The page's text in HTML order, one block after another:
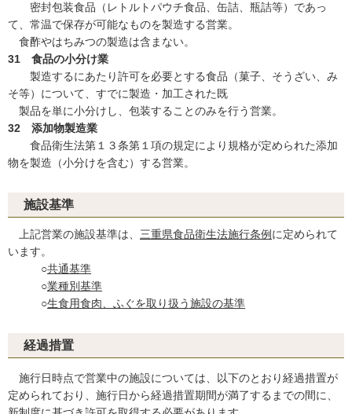
密封包装食品（レトルトパウチ食品、缶詰、瓶詰等）であっ
て、常温で保存が可能なものを製造する営業。
食酢やはちみつの製造は含まない。
31 食品の小分け業
製造するにあたり許可を必要とする食品（菓子、そうざい、み
そ等）について、すでに製造・加工された既
製品を単に小分けし、包装することのみを行う営業。
32 添加物製造業
食品衛生法第１３条第１項の規定により規格が定められた添加
物を製造（小分けを含む）する営業。
施設基準
上記営業の施設基準は、 三重県食品衛生法施行条例 に定められて
います。
○共通基準
○業種別基準
○生食用食肉、ふぐを取り扱う施設の基準
経過措置
施行日時点で営業中の施設については、以下のとおり経過措置が
定められており、施行日から経過措置期間が満了するまでの間に、